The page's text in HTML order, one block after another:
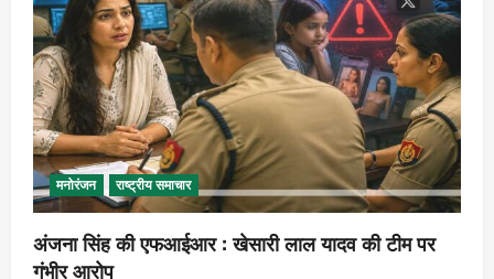
मनोरंजन राष्ट्रीय समाचार
अंजना सिंह की एफआईआर : खेसारी लाल यादव की टीम पर
गंभीर आरोप